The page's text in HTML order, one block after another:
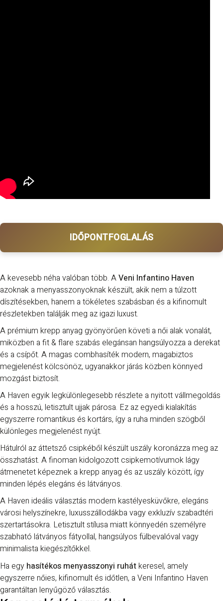
IDŐPONTFOGLALÁS
A kevesebb néha valóban több. AVeni Infantino Haven
azoknak a menyasszonyoknak készült, akik nem a túlzott
díszítésekben, hanem a tökéletes szabásban és a kifinomult
részletekben találják meg az igazi luxust.
A prémium krepp anyag gyönyörűen követi a női alak vonalát,
miközben a fit & flare szabás elegánsan hangsúlyozza a derekat
és a csípőt. A magas combhasíték modern, magabiztos
megjelenést kölcsönöz, ugyanakkor járás közben könnyed
mozgást biztosít.
A Haven egyik legkülönlegesebb részlete a nyitott vállmegoldás
és a hosszú, letisztult ujjak párosa. Ez az egyedi kialakítás
egyszerre romantikus és kortárs, így a ruha minden szögből
különleges megjelenést nyújt.
Hátulról az áttetsző csipkéből készült uszály koronázza meg az
összhatást. A finoman kidolgozott csipkemotívumok lágy
átmenetet képeznek a krepp anyag és az uszály között, így
minden lépés elegáns és látványos.
A Haven ideális választás modern kastélyesküvőkre, elegáns
városi helyszínekre, luxusszállodákba vagy exkluzív szabadtéri
szertartásokra. Letisztult stílusa miatt könnyedén személyre
szabható látványos fátyollal, hangsúlyos fülbevalóval vagy
minimalista kiegészítőkkel.
Ha egy hasítékos menyasszonyi ruhátkeresel, amely
egyszerre nőies, kifinomult és időtlen, a Veni Infantino Haven
garantáltan lenyűgöző választás.